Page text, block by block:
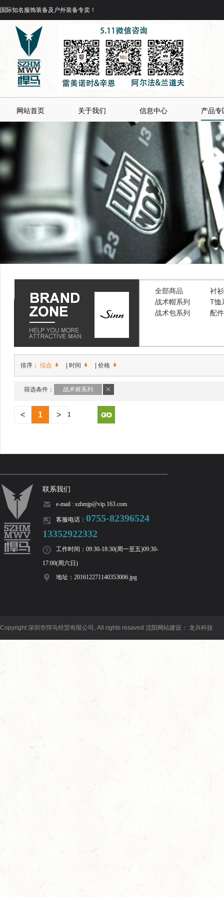
国际知名服饰装备及户外装备专卖！
网站首页 关于我们 信息中心 产品专
全部商品
衬
战术帽系列
T恤
战术包系列
配
排序： 综合 时间 价格
筛选条件： 战术裤系列
< 1 >
联系我们
e-mail : szhmjp@vip.163.com
客服电话： 0755-82396524
13352922332
工作时间：09:30-18:30(周一至五)09:30-
17:00(周六日)
地址：201612271140353006.jpg
Copyright 深圳市悍马经贸有限公司, All rights resaved 沈阳网站建设 ： 龙兴科技